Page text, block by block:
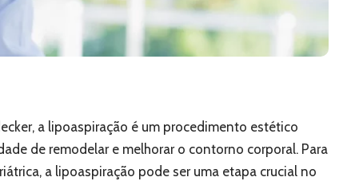
a lipoaspiração é um procedimento estético
de remodelar e melhorar o contorno corporal. Para
a lipoaspiração pode ser uma etapa crucial no